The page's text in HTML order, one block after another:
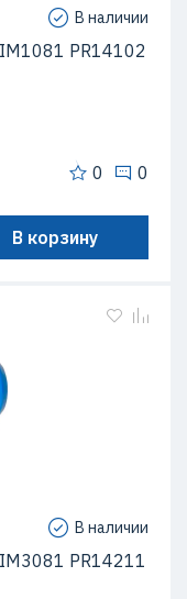
В наличии
PR14102
0 0
В корзину
В наличии
PR14211